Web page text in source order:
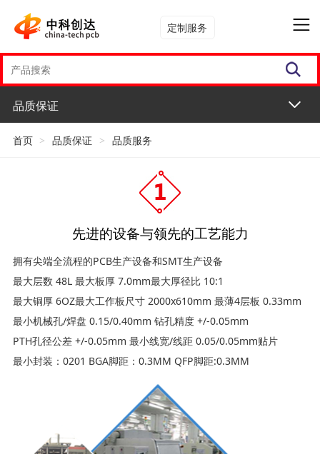
定制服务
品质保证
首页 > 品质保证 > 品质服务
先进的设备与领先的工艺能力
拥有尖端全流程的PCB生产设备和SMT生产设备
最大层数 48L 最大板厚 7.0mm最大厚径比 10:1
最大铜厚 6OZ最大工作板尺寸 2000x610mm 最薄4层板 0.33mm
最小机械孔/焊盘 0.15/0.40mm 钻孔精度 +/-0.05mm
PTH孔径公差 +/-0.05mm 最小线宽/线距 0.05/0.05mm贴片
最小封装：0201 BGA脚距：0.3MM QFP脚距:0.3MM